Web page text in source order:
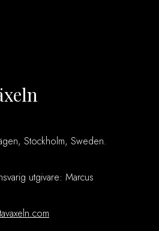
Stockholm, Sweden.
utgivare: Marcus